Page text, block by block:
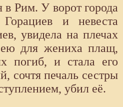
в Рим. У ворот города
и невеста
увидела на плечах
для жениха плащ,
погиб, и стала его
сочтя печаль сестры
убил её.